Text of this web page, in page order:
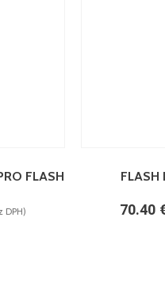
FLASH
DPH)
FLASH
70.40